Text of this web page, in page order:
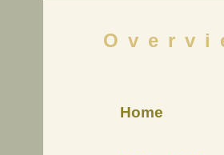
Home